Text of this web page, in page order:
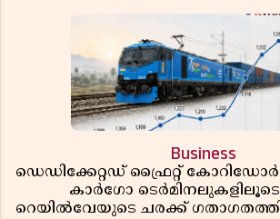
Business
ഡെഡിക്കേറ്റഡ് ഫ്രൈറ്റ്
കാർഗോ
റെയിൽവേയുടെ ചരക്ക്